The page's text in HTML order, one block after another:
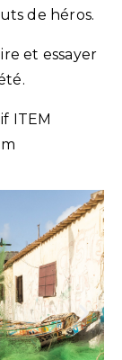
de héros.
et essayer
ITEM